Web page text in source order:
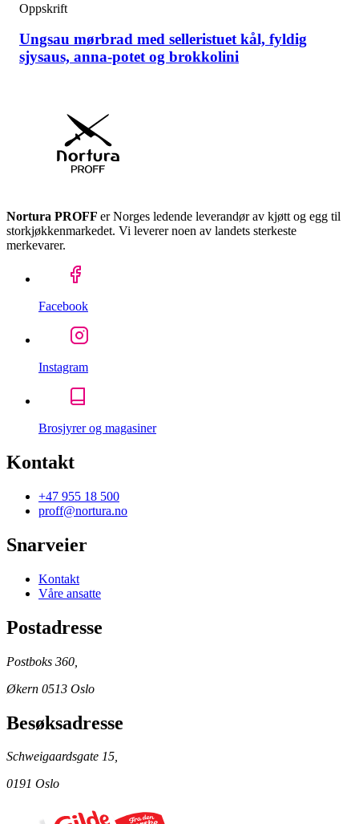
Oppskrift
Ungsau mørbrad med selleristuet kål, fyldig
sjysaus, anna-potet og brokkolini
Nortura PROFF er Norges ledende leverandør av kjøtt og egg til
storkjøkkenmarkedet. Vi leverer noen av landets sterkeste
merkevarer.
Facebook
Instagram
Brosjyrer og magasiner
Kontakt
+47 955 18 500
proff@nortura.no
Snarveier
Kontakt
Våre ansatte
Postadresse
Postboks 360,
Økern 0513 Oslo
Besøksadresse
Schweigaardsgate 15,
0191 Oslo